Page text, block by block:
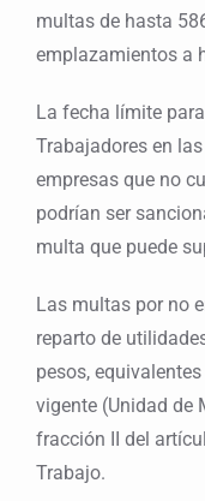
multas de hasta
emplazamientos a
La fecha límite
Trabajadores en
empresas que no
podrían ser
multa que puede
Las multas por no
reparto de
pesos,
vigente (Unidad de
fracción II del
Trabajo.